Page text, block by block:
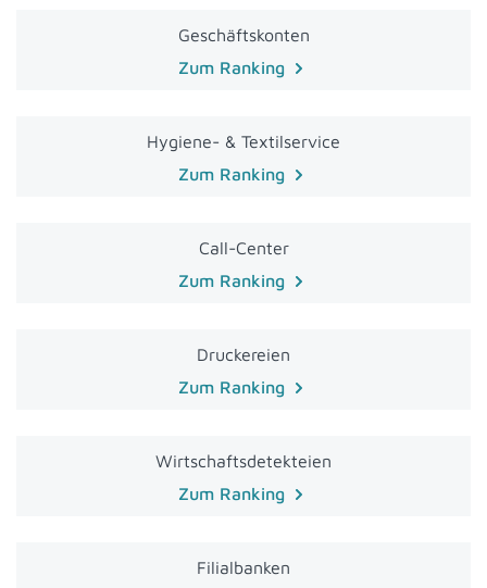
Geschäftskonten
Zum Ranking
Hygiene- & Textilservice
Zum Ranking
Call-Center
Zum Ranking
Druckereien
Zum Ranking
Wirtschaftsdetekteien
Zum Ranking
Filialbanken